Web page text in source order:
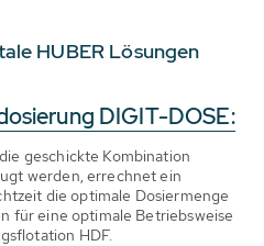
HUBER Lösungen
DIGIT-DOSE:
geschickte Kombination
werden, errechnet ein
die optimale Dosiermenge
für eine optimale Betriebsweise
HDF.